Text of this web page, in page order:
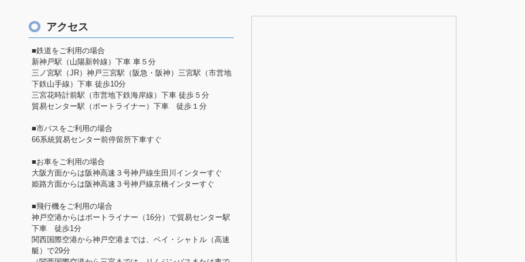
アクセス
■鉄道をご利用の場合
新神戸駅（山陽新幹線）下車 車５分
三ノ宮駅（JR）神戸三宮駅（阪急・阪神）三宮駅（市営地
下鉄山手線）下車 徒歩10分
三宮花時計前駅（市営地下鉄海岸線）下車 徒歩５分
貿易センター駅（ポートライナー）下車 徒歩１分
■市バスをご利用の場合
66系統貿易センター前停留所下車すぐ
■お車をご利用の場合
大阪方面からは阪神高速３号神戸線生田川インターすぐ
姫路方面からは阪神高速３号神戸線京橋インターすぐ
■飛行機をご利用の場合
神戸空港からはポートライナー（16分）で貿易センター駅
下車 徒歩1分
関西国際空港から神戸空港までは、ベイ・シャトル（高速
艇）で29分